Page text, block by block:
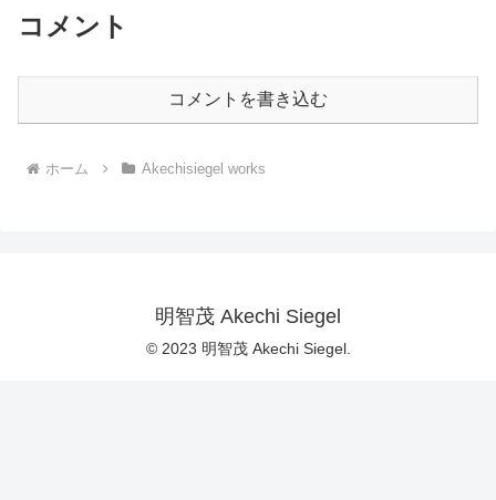
コメント
コメントを書き込む
ホーム Akechisiegel works
明智茂 Akechi Siegel
© 2023 明智茂 Akechi Siegel.